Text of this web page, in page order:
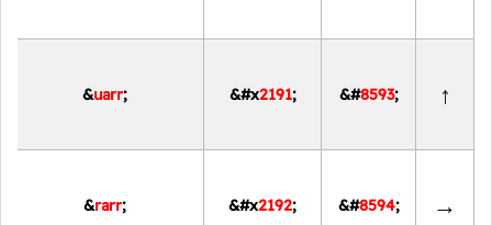
↑
&#8593;
&#x2191;
&uarr;
→
&#8594;
&#x2192;
&rarr;